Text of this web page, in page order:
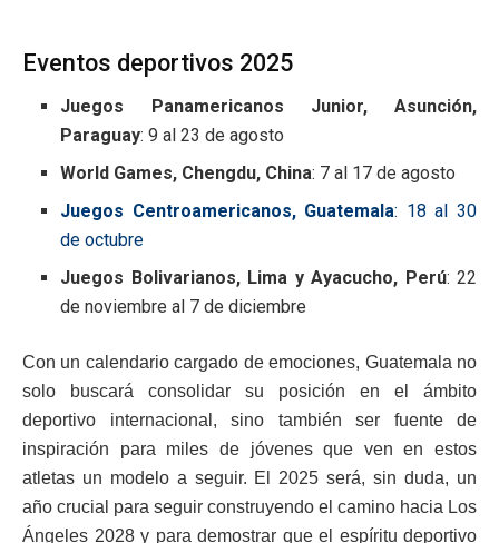
Eventos deportivos 2025
Juegos Panamericanos Junior, Asunción,
Paraguay: 9 al 23 de agosto
World Games, Chengdu, China: 7 al 17 de agosto
Juegos Centroamericanos, Guatemala: 18 al 30
de octubre
Juegos Bolivarianos, Lima y Ayacucho, Perú: 22
de noviembre al 7 de diciembre
Con un calendario cargado de emociones, Guatemala no
solo buscará consolidar su posición en el ámbito
deportivo internacional, sino también ser fuente de
inspiración para miles de jóvenes que ven en estos
atletas un modelo a seguir. El 2025 será, sin duda, un
año crucial para seguir construyendo el camino hacia Los
Ángeles 2028 y para demostrar que el espíritu deportivo